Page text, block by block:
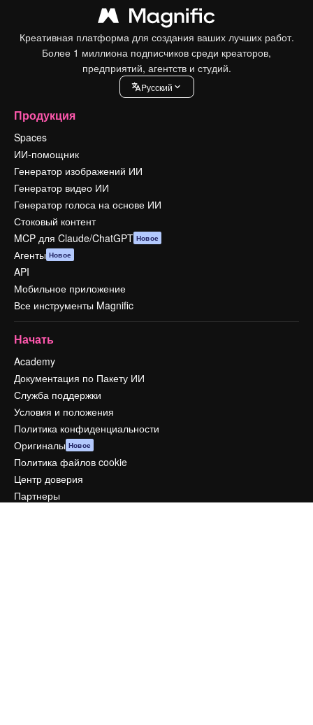
Креативная платформа для создания ваших лучших работ.
Более 1 миллиона подписчиков среди креаторов,
предприятий, агентств и студий.
Pусский
Продукция
Spaces
ИИ-помощник
Генератор изображений ИИ
Генератор видео ИИ
Генератор голоса на основе ИИ
Стоковый контент
MCP для Claude/ChatGPT Новое
Агенты Новое
API
Мобильное приложение
Все инструменты Magnific
Начать
Academy
Документация по Пакету ИИ
Служба поддержки
Условия и положения
Политика конфиденциальности
Оригиналы Новое
Политика файлов cookie
Центр доверия
Партнеры